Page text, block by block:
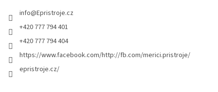
info@Epristroje.cz
+420 777 794 401
+420 777 794 404
https://www.facebook.com/http://fb.com/merici.pristroje/
epristroje.cz/